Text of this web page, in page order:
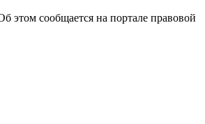
этом сообщается на портале правовой